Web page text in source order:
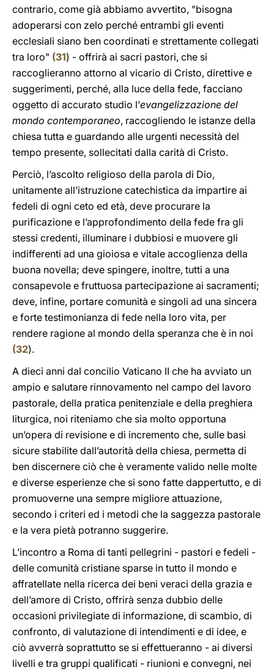
contrario, come già abbiamo avvertito, "bisogna
adoperarsi con zelo perché entrambi gli eventi
ecclesiali siano ben coordinati e strettamente collegati
tra loro" (31) - offrirà ai sacri pastori, che si
raccoglieranno attorno al vicario di Cristo, direttive e
suggerimenti, perché, alla luce della fede, facciano
oggetto di accurato studio l’evangelizzazione del
mondo contemporaneo, raccogliendo le istanze della
chiesa tutta e guardando alle urgenti necessità del
tempo presente, sollecitati dalla carità di Cristo.
Perciò, l’ascolto religioso della parola di Dio,
unitamente all’istruzione catechistica da impartire ai
fedeli di ogni ceto ed età, deve procurare la
purificazione e l’approfondimento della fede fra gli
stessi credenti, illuminare i dubbiosi e muovere gli
indifferenti ad una gioiosa e vitale accoglienza della
buona novella; deve spingere, inoltre, tutti a una
consapevole e fruttuosa partecipazione ai sacramenti;
deve, infine, portare comunità e singoli ad una sincera
e forte testimonianza di fede nella loro vita, per
rendere ragione al mondo della speranza che è in noi
(32).
A dieci anni dal concilio Vaticano II che ha avviato un
ampio e salutare rinnovamento nel campo del lavoro
pastorale, della pratica penitenziale e della preghiera
liturgica, noi riteniamo che sia molto opportuna
un’opera di revisione e di incremento che, sulle basi
sicure stabilite dall’autorità della chiesa, permetta di
ben discernere ciò che è veramente valido nelle molte
e diverse esperienze che si sono fatte dappertutto, e di
promuoverne una sempre migliore attuazione,
secondo i criteri ed i metodi che la saggezza pastorale
e la vera pietà potranno suggerire.
L’incontro a Roma di tanti pellegrini - pastori e fedeli -
delle comunità cristiane sparse in tutto il mondo e
affratellate nella ricerca dei beni veraci della grazia e
dell’amore di Cristo, offrirà senza dubbio delle
occasioni privilegiate di informazione, di scambio, di
confronto, di valutazione di intendimenti e di idee, e
ciò avverrà soprattutto se si effettueranno - ai diversi
livelli e tra gruppi qualificati - riunioni e convegni, nei